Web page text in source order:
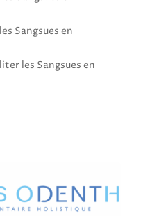
Sangsues en
les Sangsues en